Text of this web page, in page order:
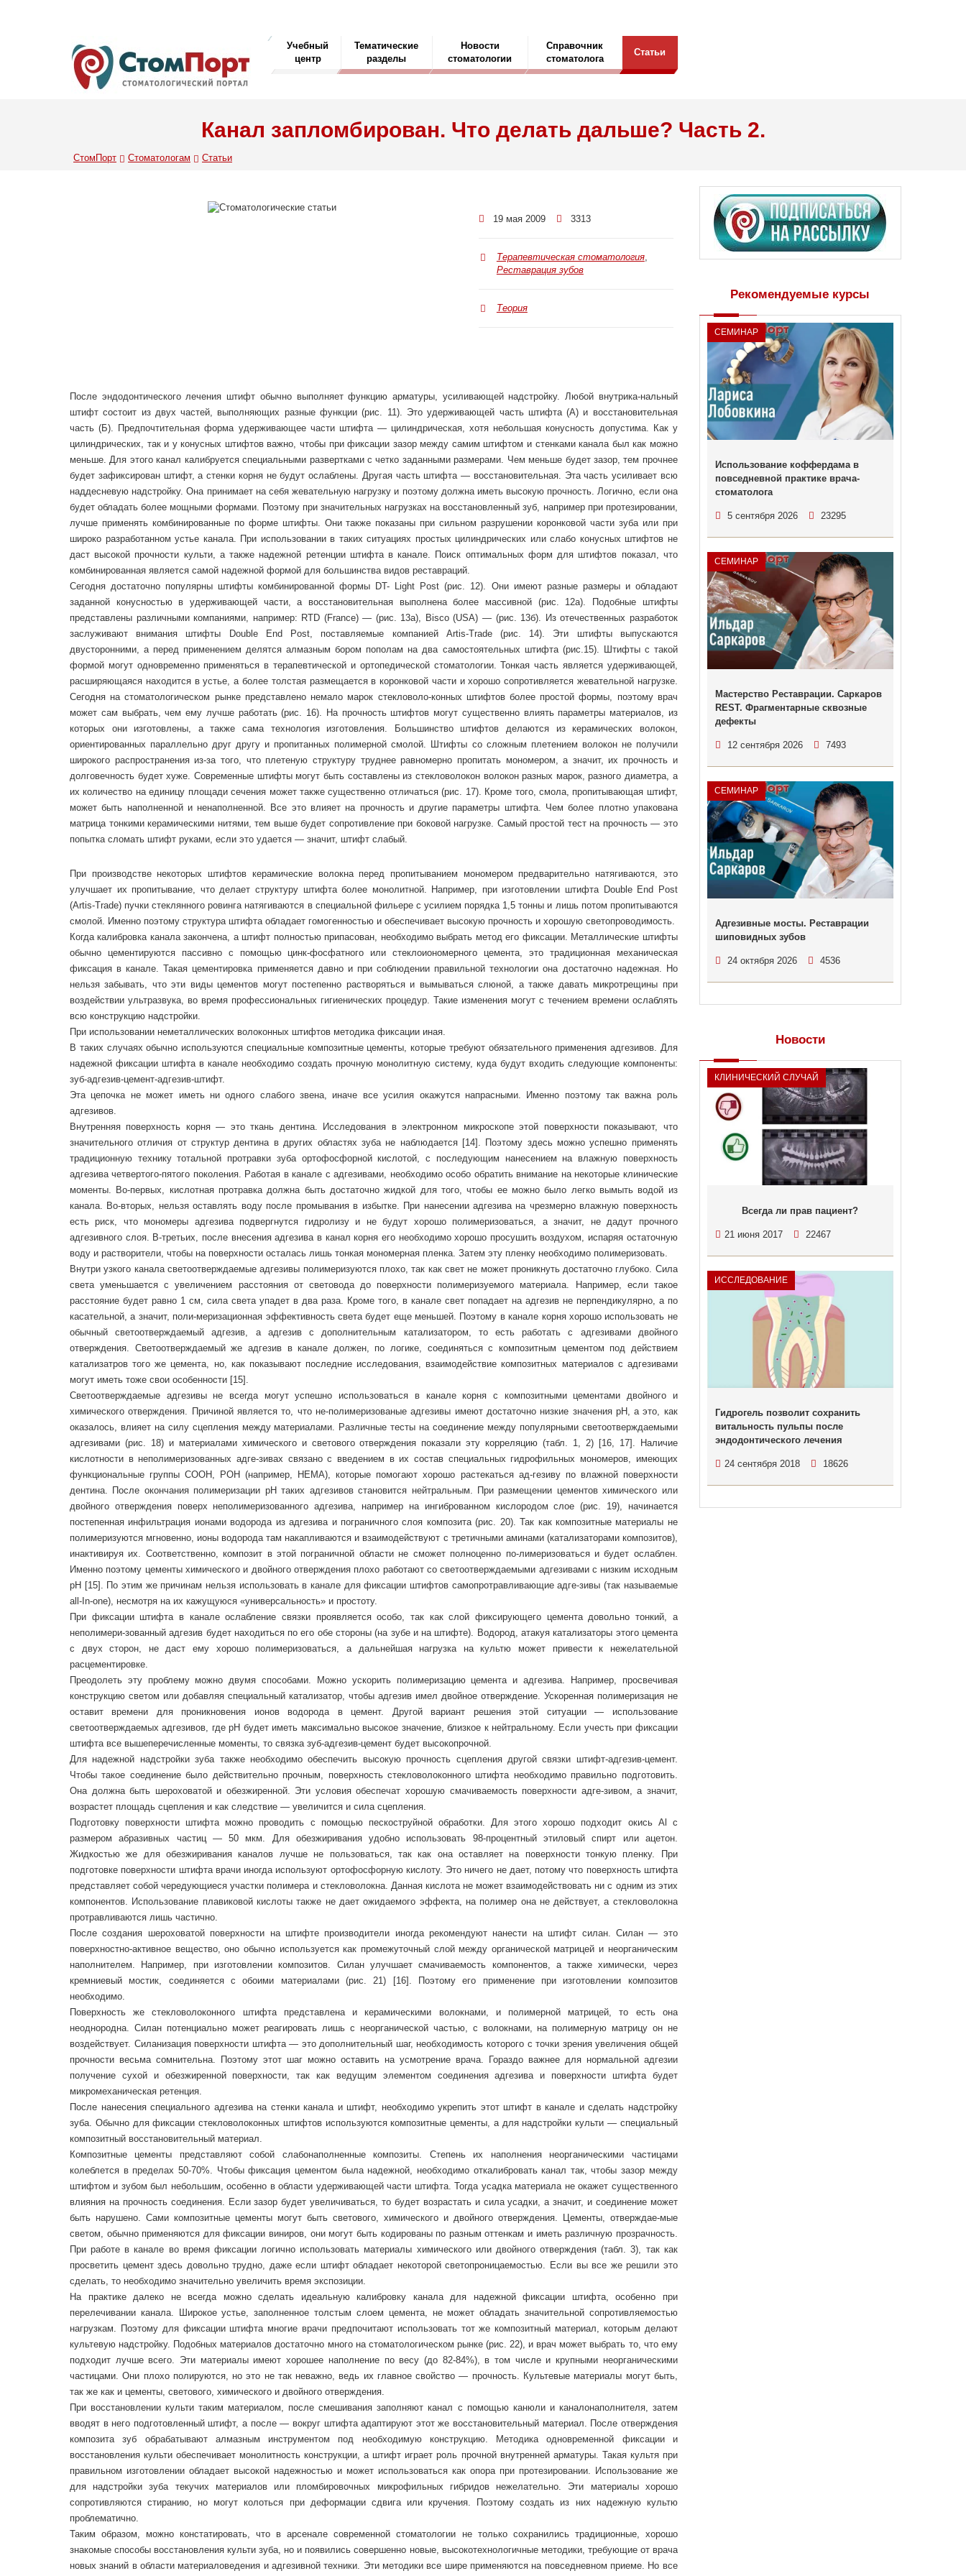
Учебный
центр
Тематические
разделы
Новости
стоматологии
Справочник
стоматолога
Статьи
Канал запломбирован. Что делать дальше? Часть 2.
СтомПорт Стоматологам Статьи
19 мая 2009 3313
Терапевтическая стоматология,
Реставрация зубов
Теория
После эндодонтического лечения штифт обычно выполняет функцию арматуры, усиливающей надстройку. Любой внутрика-нальный
штифт состоит из двух частей, выполняющих разные функции (рис. 11). Это удерживающей часть штифта (А) и восстановительная
часть (Б). Предпочтительная форма удерживающее части штифта — цилиндрическая, хотя небольшая конусность допустима. Как у
цилиндрических, так и у конусных штифтов важно, чтобы при фиксации зазор между самим штифтом и стенками канала был как можно
меньше. Для этого канал калибруется специальными развертками с четко заданными размерами. Чем меньше будет зазор, тем прочнее
будет зафиксирован штифт, а стенки корня не будут ослаблены. Другая часть штифта — восстановительная. Эта часть усиливает всю
наддесневую надстройку. Она принимает на себя жевательную нагрузку и поэтому должна иметь высокую прочность. Логично, если она
будет обладать более мощными формами. Поэтому при значительных нагрузках на восстановленный зуб, например при протезировании,
лучше применять комбинированные по форме штифты. Они также показаны при сильном разрушении коронковой части зуба или при
широко разработанном устье канала. При использовании в таких ситуациях простых цилиндрических или слабо конусных штифтов не
даст высокой прочности культи, а также надежной ретенции штифта в канале. Поиск оптимальных форм для штифтов показал, что
комбинированная является самой надежной формой для большинства видов реставраций.
Сегодня достаточно популярны штифты комбинированной формы DT- Light Post (рис. 12). Они имеют разные размеры и обладают
заданной конусностью в удерживающей части, а восстановительная выполнена более массивной (рис. 12а). Подобные штифты
представлены различными компаниями, например: RTD (France) — (рис. 13а), Bisco (USA) — (рис. 13б). Из отечественных разработок
заслуживают внимания штифты Double End Post, поставляемые компанией Artis-Trade (рис. 14). Эти штифты выпускаются
двусторонними, а перед применением делятся алмазным бором пополам на два самостоятельных штифта (рис.15). Штифты с такой
формой могут одновременно применяться в терапевтической и ортопедической стоматологии. Тонкая часть является удерживающей,
расширяющаяся находится в устье, а более толстая размещается в коронковой части и хорошо сопротивляется жевательной нагрузке.
Сегодня на стоматологическом рынке представлено немало марок стекловоло-конных штифтов более простой формы, поэтому врач
может сам выбрать, чем ему лучше работать (рис. 16). На прочность штифтов могут существенно влиять параметры материалов, из
которых они изготовлены, а также сама технология изготовления. Большинство штифтов делаются из керамических волокон,
ориентированных параллельно друг другу и пропитанных полимерной смолой. Штифты со сложным плетением волокон не получили
широкого распространения из-за того, что плетеную структуру труднее равномерно пропитать мономером, а значит, их прочность и
долговечность будет хуже. Современные штифты могут быть составлены из стекловолокон волокон разных марок, разного диаметра, а
их количество на единицу площади сечения может также существенно отличаться (рис. 17). Кроме того, смола, пропитывающая штифт,
может быть наполненной и ненаполненной. Все это влияет на прочность и другие параметры штифта. Чем более плотно упакована
матрица тонкими керамическими нитями, тем выше будет сопротивление при боковой нагрузке. Самый простой тест на прочность — это
попытка сломать штифт руками, если это удается — значит, штифт слабый.
При производстве некоторых штифтов керамические волокна перед пропитыванием мономером предварительно натягиваются, это
улучшает их пропитывание, что делает структуру штифта более монолитной. Например, при изготовлении штифта Double End Post
(Artis-Trade) пучки стеклянного ровинга натягиваются в специальной фильере с усилием порядка 1,5 тонны и лишь потом пропитываются
смолой. Именно поэтому структура штифта обладает гомогенностью и обеспечивает высокую прочность и хорошую светопроводимость.
Когда калибровка канала закончена, а штифт полностью припасован, необходимо выбрать метод его фиксации. Металлические штифты
обычно цементируются пассивно с помощью цинк-фосфатного или стеклоиономерного цемента, это традиционная механическая
фиксация в канале. Такая цементировка применяется давно и при соблюдении правильной технологии она достаточно надежная. Но
нельзя забывать, что эти виды цементов могут постепенно растворяться и вымываться слюной, а также давать микротрещины при
воздействии ультразвука, во время профессиональных гигиенических процедур. Такие изменения могут с течением времени ослаблять
всю конструкцию надстройки.
При использовании неметаллических волоконных штифтов методика фиксации иная.
В таких случаях обычно используются специальные композитные цементы, которые требуют обязательного применения адгезивов. Для
надежной фиксации штифта в канале необходимо создать прочную монолитную систему, куда будут входить следующие компоненты:
зуб-адгезив-цемент-адгезив-штифт.
Эта цепочка не может иметь ни одного слабого звена, иначе все усилия окажутся напрасными. Именно поэтому так важна роль
адгезивов.
Внутренняя поверхность корня — это ткань дентина. Исследования в электронном микроскопе этой поверхности показывают, что
значительного отличия от структур дентина в других областях зуба не наблюдается [14]. Поэтому здесь можно успешно применять
традиционную технику тотальной протравки зуба ортофосфорной кислотой, с последующим нанесением на влажную поверхность
адгезива четвертого-пятого поколения. Работая в канале с адгезивами, необходимо особо обратить внимание на некоторые клинические
моменты. Во-первых, кислотная протравка должна быть достаточно жидкой для того, чтобы ее можно было легко вымыть водой из
канала. Во-вторых, нельзя оставлять воду после промывания в избытке. При нанесении адгезива на чрезмерно влажную поверхность
есть риск, что мономеры адгезива подвергнутся гидролизу и не будут хорошо полимеризоваться, а значит, не дадут прочного
адгезивного слоя. В-третьих, после внесения адгезива в канал корня его необходимо хорошо просушить воздухом, испаряя остаточную
воду и растворители, чтобы на поверхности осталась лишь тонкая мономерная пленка. Затем эту пленку необходимо полимеризовать.
Внутри узкого канала светоотверждаемые адгезивы полимеризуются плохо, так как свет не может проникнуть достаточно глубоко. Сила
света уменьшается с увеличением расстояния от световода до поверхности полимеризуемого материала. Например, если такое
расстояние будет равно 1 см, сила света упадет в два раза. Кроме того, в канале свет попадает на адгезив не перпендикулярно, а по
касательной, а значит, поли-меризационная эффективность света будет еще меньшей. Поэтому в канале корня хорошо использовать не
обычный светоотверждаемый адгезив, а адгезив с дополнительным катализатором, то есть работать с адгезивами двойного
отверждения. Светоотверждаемый же адгезив в канале должен, по логике, соединяться с композитным цементом под действием
катализатров того же цемента, но, как показывают последние исследования, взаимодействие композитных материалов с адгезивами
могут иметь тоже свои особенности [15].
Светоотверждаемые адгезивы не всегда могут успешно использоваться в канале корня с композитными цементами двойного и
химического отверждения. Причиной является то, что не-полимеризованые адгезивы имеют достаточно низкие значения рН, а это, как
оказалось, влияет на силу сцепления между материалами. Различные тесты на соединение между популярными светоотверждаемыми
адгезивами (рис. 18) и материалами химического и светового отверждения показали эту корреляцию (табл. 1, 2) [16, 17]. Наличие
кислотности в неполимеризованных адге-зивах связано с введением в их состав специальных гидрофильных мономеров, имеющих
функциональные группы COOH, POH (например, НЕМА), которые помогают хорошо растекаться ад-гезиву по влажной поверхности
дентина. После окончания полимеризации рН таких адгезивов становится нейтральным. При размещении цементов химического или
двойного отверждения поверх неполимеризованного адгезива, например на ингиброванном кислородом слое (рис. 19), начинается
постепенная инфильтрация ионами водорода из адгезива и пограничного слоя композита (рис. 20). Так как композитные материалы не
полимеризуются мгновенно, ионы водорода там накапливаются и взаимодействуют с третичными аминами (катализаторами композитов),
инактивируя их. Соответственно, композит в этой пограничной области не сможет полноценно по-лимеризоваться и будет ослаблен.
Именно поэтому цементы химического и двойного отверждения плохо работают со светоотверждаемыми адгезивами с низким исходным
рН [15]. По этим же причинам нельзя использовать в канале для фиксации штифтов самопротравливающие адге-зивы (так называемые
all-In-one), несмотря на их кажущуюся «универсальность» и простоту.
При фиксации штифта в канале ослабление связки проявляется особо, так как слой фиксирующего цемента довольно тонкий, а
неполимери-зованный адгезив будет находиться по его обе стороны (на зубе и на штифте). Водород, атакуя катализаторы этого цемента
с двух сторон, не даст ему хорошо полимеризоваться, а дальнейшая нагрузка на культю может привести к нежелательной
расцементировке.
Преодолеть эту проблему можно двумя способами. Можно ускорить полимеризацию цемента и адгезива. Например, просвечивая
конструкцию светом или добавляя специальный катализатор, чтобы адгезив имел двойное отверждение. Ускоренная полимеризация не
оставит времени для проникновения ионов водорода в цемент. Другой вариант решения этой ситуации — использование
светоотверждаемых адгезивов, где рН будет иметь максимально высокое значение, близкое к нейтральному. Если учесть при фиксации
штифта все вышеперечисленные моменты, то связка зуб-адгезив-цемент будет высокопрочной.
Для надежной надстройки зуба также необходимо обеспечить высокую прочность сцепления другой связки штифт-адгезив-цемент.
Чтобы такое соединение было действительно прочным, поверхность стекловолоконного штифта необходимо правильно подготовить.
Она должна быть шероховатой и обезжиренной. Эти условия обеспечат хорошую смачиваемость поверхности адге-зивом, а значит,
возрастет площадь сцепления и как следствие — увеличится и сила сцепления.
Подготовку поверхности штифта можно проводить с помощью пескоструйной обработки. Для этого хорошо подходит окись Аl с
размером абразивных частиц — 50 мкм. Для обезжиривания удобно использовать 98-процентный этиловый спирт или ацетон.
Жидкостью же для обезжиривания каналов лучше не пользоваться, так как она оставляет на поверхности тонкую пленку. При
подготовке поверхности штифта врачи иногда используют ортофосфорную кислоту. Это ничего не дает, потому что поверхность штифта
представляет собой чередующиеся участки полимера и стекловолокна. Данная кислота не может взаимодействовать ни с одним из этих
компонентов. Использование плавиковой кислоты также не дает ожидаемого эффекта, на полимер она не действует, а стекловолокна
протравливаются лишь частично.
После создания шероховатой поверхности на штифте производители иногда рекомендуют нанести на штифт силан. Силан — это
поверхностно-активное вещество, оно обычно используется как промежуточный слой между органической матрицей и неорганическим
наполнителем. Например, при изготовлении композитов. Силан улучшает смачиваемость компонентов, а также химически, через
кремниевый мостик, соединяется с обоими материалами (рис. 21) [16]. Поэтому его применение при изготовлении композитов
необходимо.
Поверхность же стекловолоконного штифта представлена и керамическими волокнами, и полимерной матрицей, то есть она
неоднородна. Силан потенциально может реагировать лишь с неорганической частью, с волокнами, на полимерную матрицу он не
воздействует. Силанизация поверхности штифта — это дополнительный шаг, необходимость которого с точки зрения увеличения общей
прочности весьма сомнительна. Поэтому этот шаг можно оставить на усмотрение врача. Гораздо важнее для нормальной адгезии
получение сухой и обезжиренной поверхности, так как ведущим элементом соединения адгезива и поверхности штифта будет
микромеханическая ретенция.
После нанесения специального адгезива на стенки канала и штифт, необходимо укрепить этот штифт в канале и сделать надстройку
зуба. Обычно для фиксации стекловолоконных штифтов используются композитные цементы, а для надстройки культи — специальный
композитный восстановительный материал.
Композитные цементы представляют собой слабонаполненные композиты. Степень их наполнения неорганическими частицами
колеблется в пределах 50-70%. Чтобы фиксация цементом была надежной, необходимо откалибровать канал так, чтобы зазор между
штифтом и зубом был небольшим, особенно в области удерживающей части штифта. Тогда усадка материала не окажет существенного
влияния на прочность соединения. Если зазор будет увеличиваться, то будет возрастать и сила усадки, а значит, и соединение может
быть нарушено. Сами композитные цементы могут быть светового, химического и двойного отверждения. Цементы, отверждае-мые
светом, обычно применяются для фиксации виниров, они могут быть кодированы по разным оттенкам и иметь различную прозрачность.
При работе в канале во время фиксации логично использовать материалы химического или двойного отверждения (табл. 3), так как
просветить цемент здесь довольно трудно, даже если штифт обладает некоторой светопроницаемостью. Если вы все же решили это
сделать, то необходимо значительно увеличить время экспозиции.
На практике далеко не всегда можно сделать идеальную калибровку канала для надежной фиксации штифта, особенно при
перелечивании канала. Широкое устье, заполненное толстым слоем цемента, не может обладать значительной сопротивляемостью
нагрузкам. Поэтому для фиксации штифта многие врачи предпочитают использовать тот же композитный материал, которым делают
культевую надстройку. Подобных материалов достаточно много на стоматологическом рынке (рис. 22), и врач может выбрать то, что ему
подходит лучше всего. Эти материалы имеют хорошее наполнение по весу (до 82-84%), в том числе и крупными неорганическими
частицами. Они плохо полируются, но это не так неважно, ведь их главное свойство — прочность. Культевые материалы могут быть,
так же как и цементы, светового, химического и двойного отверждения.
При восстановлении культи таким материалом, после смешивания заполняют канал с помощью канюли и каналонаполнителя, затем
вводят в него подготовленный штифт, а после — вокруг штифта адаптируют этот же восстановительный материал. После отверждения
композита зуб обрабатывают алмазным инструментом под необходимую конструкцию. Методика одновременной фиксации и
восстановления культи обеспечивает монолитность конструкции, а штифт играет роль прочной внутренней арматуры. Такая культя при
правильном изготовлении обладает высокой надежностью и может использоваться как опора при протезировании. Использование же
для надстройки зуба текучих материалов или пломбировочных микрофильных гибридов нежелательно. Эти материалы хорошо
сопротивляются стиранию, но могут колоться при деформации сдвига или кручения. Поэтому создать из них надежную культю
проблематично.
Таким образом, можно констатировать, что в арсенале современной стоматологии не только сохранились традиционные, хорошо
знакомые способы восстановления культи зуба, но и появились совершенно новые, высокотехнологичные методики, требующие от врача
новых знаний в области материаловедения и адгезивной техники. Эти методики все шире применяются на повседневном приеме. Но все
Рекомендуемые курсы
СЕМИНАР
Использование коффердама в
повседневной практике врача-
стоматолога
5 сентября 2026 23295
СЕМИНАР
Мастерство Реставрации. Саркаров
REST. Фрагментарные сквозные
дефекты
12 сентября 2026 7493
СЕМИНАР
Адгезивные мосты. Реставрации
шиповидных зубов
24 октября 2026 4536
Новости
КЛИНИЧЕСКИЙ СЛУЧАЙ
Всегда ли прав пациент?
21 июня 2017 22467
ИССЛЕДОВАНИЕ
Гидрогель позволит сохранить
витальность пульпы после
эндодонтического лечения
24 сентября 2018 18626